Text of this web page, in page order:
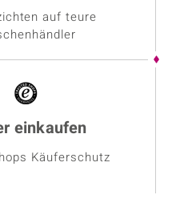
auf teure
einkaufen
Käuferschutz